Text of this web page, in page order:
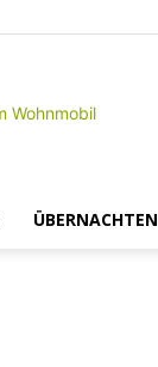
ÜBERNACHTEN